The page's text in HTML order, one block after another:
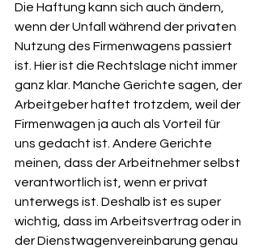
Die Haftung kann sich auch ändern,
wenn der Unfall während der privaten
Nutzung des Firmenwagens passiert
ist. Hier ist die Rechtslage nicht immer
ganz klar. Manche Gerichte sagen, der
Arbeitgeber haftet trotzdem, weil der
Firmenwagen ja auch als Vorteil für
uns gedacht ist. Andere Gerichte
meinen, dass der Arbeitnehmer selbst
verantwortlich ist, wenn er privat
unterwegs ist. Deshalb ist es super
wichtig, dass im Arbeitsvertrag oder in
der Dienstwagenvereinbarung genau